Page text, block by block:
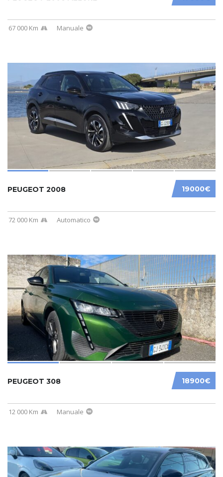
67 000 Km Manuale
19000€
PEUGEOT 2008
72 000 Km Automatico
18900€
PEUGEOT 308
12 000 Km Manuale